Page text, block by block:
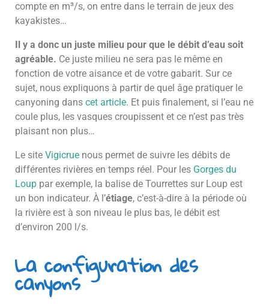
compte en m³/s, on entre dans le terrain de jeux des
kayakistes…
Il y a donc un juste milieu pour que le débit d’eau soit
agréable. Ce juste milieu ne sera pas le même en
fonction de votre aisance et de votre gabarit. Sur ce
sujet, nous expliquons à partir de quel âge pratiquer le
canyoning dans cet article. Et puis finalement, si l’eau ne
coule plus, les vasques croupissent et ce n’est pas très
plaisant non plus…
Le site Vigicrue nous permet de suivre les débits de
différentes rivières en temps réel. Pour les Gorges du
Loup par exemple, la balise de Tourrettes sur Loup est
un bon indicateur. À l’étiage, c’est-à-dire à la période où
la rivière est à son niveau le plus bas, le débit est
d’environ 200 l/s.
La configuration des
canyons